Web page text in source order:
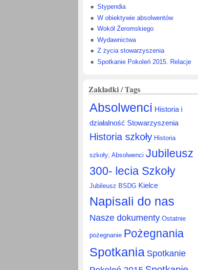
Stypendia
W obiektywie absolwentów
Wokół Żeromskiego
Wydawnictwa
Z życia stowarzyszenia
Spotkanie Pokoleń 2015. Relacje
Zakładki / Tags
Absolwenci Historia i
działalność Stowarzyszenia
Historia szkoły Historia
szkoły; Absolwenci Jubileusz
300- lecia Szkoły
Jubileusz BSDG Kielce
Napisali do nas
Nasze dokumenty Ostatnie
pożegnanie Pożegnania
Spotkania Spotkanie